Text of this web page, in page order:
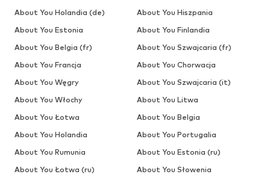
About You Holandia (de)
About You Hiszpania
About You Estonia
About You Finlandia
About You Belgia (fr)
About You Szwajcaria (fr)
About You Francja
About You Chorwacja
About You Węgry
About You Szwajcaria (it)
About You Włochy
About You Litwa
About You Łotwa
About You Belgia
About You Holandia
About You Portugalia
About You Rumunia
About You Estonia (ru)
About You Łotwa (ru)
About You Słowenia